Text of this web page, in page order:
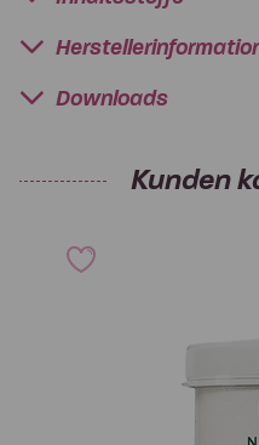
Downloads
Kunden